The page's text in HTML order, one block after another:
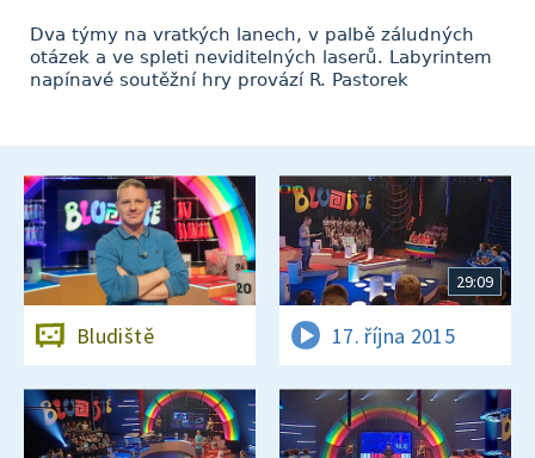
Dva týmy na vratkých lanech, v palbě záludných
otázek a ve spleti neviditelných laserů. Labyrintem
napínavé soutěžní hry provází R. Pastorek
Bludiště
29:09
17. října 2015